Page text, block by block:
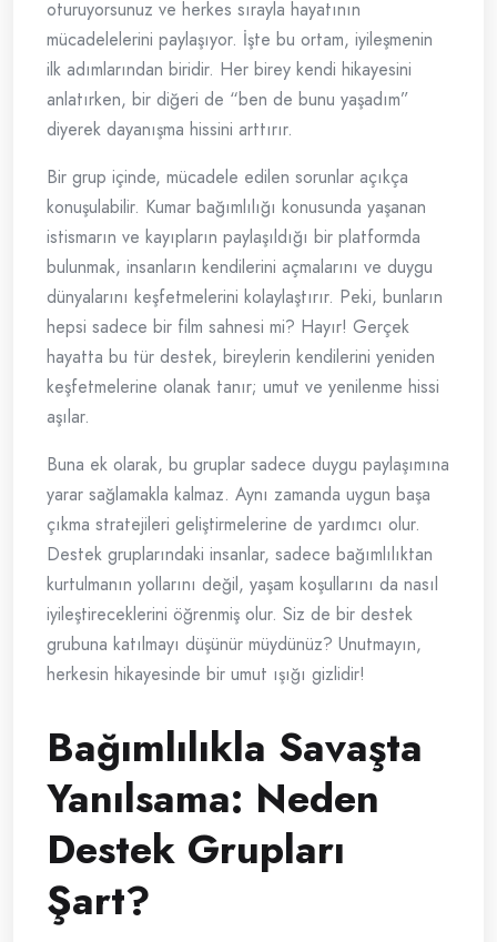
oturuyorsunuz ve herkes sırayla hayatının
mücadelelerini paylaşıyor. İşte bu ortam, iyileşmenin
ilk adımlarından biridir. Her birey kendi hikayesini
anlatırken, bir diğeri de “ben de bunu yaşadım”
diyerek dayanışma hissini arttırır.
Bir grup içinde, mücadele edilen sorunlar açıkça
konuşulabilir. Kumar bağımlılığı konusunda yaşanan
istismarın ve kayıpların paylaşıldığı bir platformda
bulunmak, insanların kendilerini açmalarını ve duygu
dünyalarını keşfetmelerini kolaylaştırır. Peki, bunların
hepsi sadece bir film sahnesi mi? Hayır! Gerçek
hayatta bu tür destek, bireylerin kendilerini yeniden
keşfetmelerine olanak tanır; umut ve yenilenme hissi
aşılar.
Buna ek olarak, bu gruplar sadece duygu paylaşımına
yarar sağlamakla kalmaz. Aynı zamanda uygun başa
çıkma stratejileri geliştirmelerine de yardımcı olur.
Destek gruplarındaki insanlar, sadece bağımlılıktan
kurtulmanın yollarını değil, yaşam koşullarını da nasıl
iyileştireceklerini öğrenmiş olur. Siz de bir destek
grubuna katılmayı düşünür müydünüz? Unutmayın,
herkesin hikayesinde bir umut ışığı gizlidir!
Bağımlılıkla Savaşta
Yanılsama: Neden
Destek Grupları
Şart?